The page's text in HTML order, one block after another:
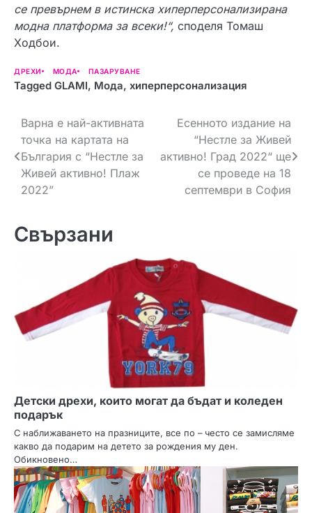
се превърнем в истинска хиперперсонализирана
модна платформа за всеки!“, споделя Томаш
Ходбои.
ДРЕХИ МОДА ПАЗАРУВАНЕ
Tagged GLAMI, Мода, хиперперсонализация
Н
а
в
г
я
Варна е най-активната
точка на картата на
България с “Нестле за
Живей активно! Плаж
2022”
Есенното издание на
“Нестле за Живей
активно! Град 2022“ ще
се проведе на 18
септември в София
Свързани
Детски дрехи, които могат да бъдат и коледен
подарък
С наближаването на празниците, все по – често се замисляме
какво да подарим на детето за рождения му ден.
Обикновено…